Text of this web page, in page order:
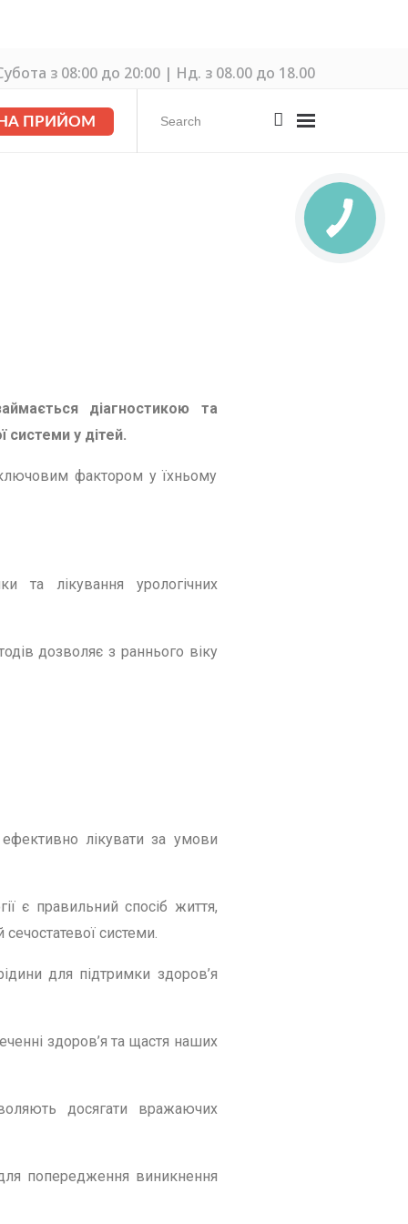
з 08:00 до 20:00 | Нд. з 08.00 до 18.00
ПРИЙОМ
діагностикою та
системи у дітей.
фактором у їхньому
та лікування урологічних
дозволяє з раннього віку
лікувати за умови
є правильний спосіб життя,
системи.
для підтримки здоров’я
здоров’я та щастя наших
досягати вражаючих
попередження виникнення